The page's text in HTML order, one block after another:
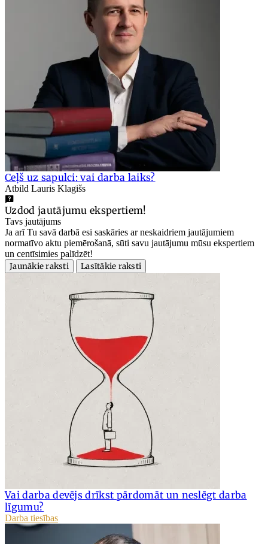
Ceļš uz sapulci: vai darba laiks?
Atbild Lauris Klagišs
Uzdod jautājumu ekspertiem!
Tavs jautājums
Ja arī Tu savā darbā esi saskāries ar neskaidriem jautājumiem
normatīvo aktu piemērošanā, sūti savu jautājumu mūsu ekspertiem
un centīsimies palīdzēt!
Jaunākie raksti
Lasītākie raksti
Vai darba devējs drīkst pārdomāt un neslēgt darba
līgumu?
Darba tiesības